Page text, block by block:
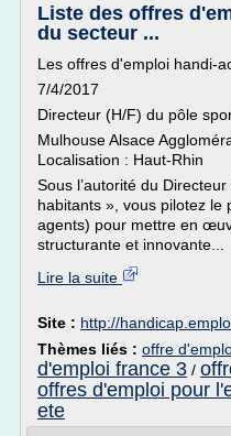
Liste des offres
du secteur ...
Les offres d'emploi handi-
7/4/2017
Directeur (H/F) du pôle
Mulhouse Alsace
Localisation : Haut-Rhin
Sous l’autorité du
habitants », vous pilotez le
agents) pour mettre en
structurante et innovante...
Lire la suite
Site : http://
Thèmes liés : offre
d'emploi france 3 /
offres d'emploi pour
ete